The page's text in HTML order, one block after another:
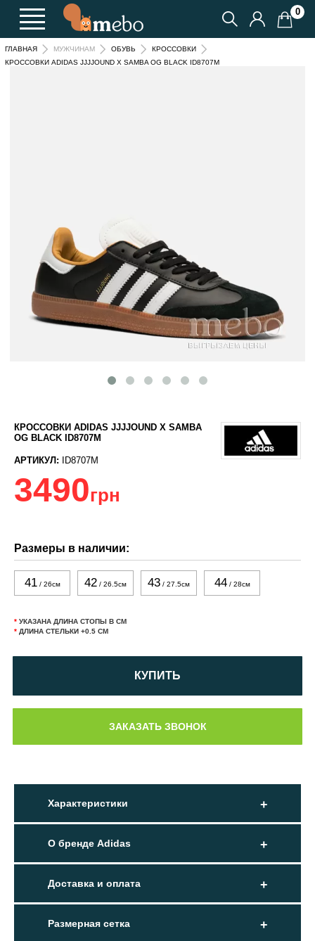
0
ГЛАВНАЯ МУЖЧИНАМ ОБУВЬ
КРОССОВКИ
КРОССОВКИ ADIDAS JJJJOUND X SAMBA OG BLACK ID8707M
КРОССОВКИ ADIDAS JJJJOUND X SAMBA
OG BLACK ID8707M
АРТИКУЛ: ID8707M
3490грн
Размеры в наличии:
41/ 26см 42 / 26.5см 43 / 27.5см 44/ 28см
* УКАЗАНА ДЛИНА СТОПЫ В СМ
* ДЛИНА СТЕЛЬКИ +0.5 СМ
КУПИТЬ
Характеристики
О бренде Adidas
Доставка и оплата
Размерная сетка